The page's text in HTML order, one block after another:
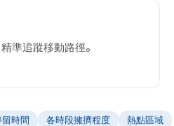
準追蹤移動路徑。
留時間 各時段擁擠程度 熱點區域